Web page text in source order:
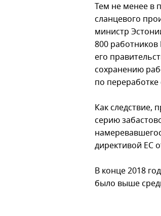
Тем не менее в
сланцевого
министр
800
его
сохранению
по
Как следствие,
серию
директивой ЕС
В конце 2018
было выше